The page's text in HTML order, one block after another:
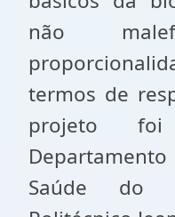
não
termos de
projeto
Saúde do